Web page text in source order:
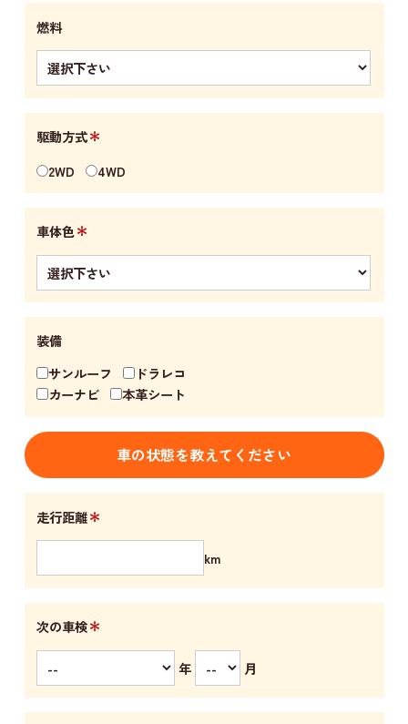
燃料
駆動方式＊
2WD 4WD
車体色＊
装備
サンルーフ
ドラレコ
カーナビ
本革シート
車の状態を教えてください
走行距離＊
km
次の車検＊
年 月